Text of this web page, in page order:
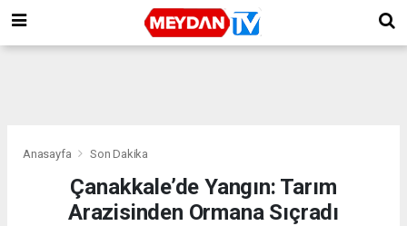
Anasayfa Son Dakika
Çanakkale’de Yangın: Tarım
Arazisinden Ormana Sıçradı